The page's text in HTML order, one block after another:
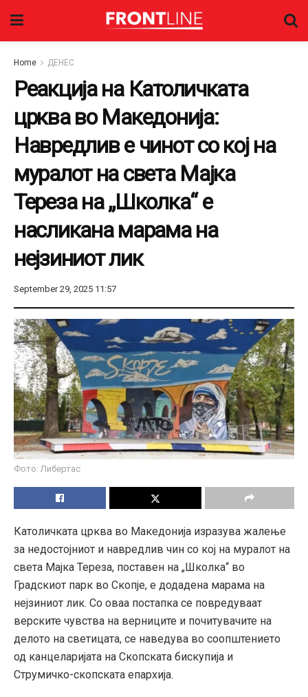
Home ДЕНЕС
Реакција на Католичката
црква во Македонија:
Навредлив е чинот со кој на
муралот на света Мајка
Тереза на „Школка“ е
насликана марама на
нејзиниот лик
September 29, 2025 11:57
Фото: Либертас
Католичката црква во Македонија изразува жалење
за недостојниот и навредлив чин со кој на муралот на
света Мајка Тереза, поставен на „Школка“ во
Градскиот парк во Скопје, е додадена марама на
нејзиниот лик. Со оваа постапка се повредуваат
верските чувства на верниците и почитувачите на
делото на светицата, се наведува во соопштението
од канцеларијата на Скопската бискупија и
Струмичко-скопската епархија.